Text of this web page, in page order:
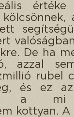
De ha
azzal
rubel
és ez az
a mi
kottyan. A